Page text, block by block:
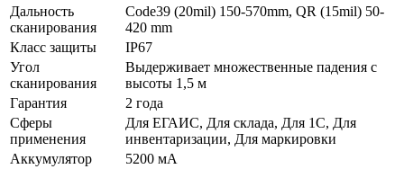
Дальность
сканирования
Code39 (20mil) 150-570mm, QR (15mil) 50-
420 mm
Класс защиты
IP67
Угол
сканирования
Выдерживает множественные падения с
высоты 1,5 м
Гарантия
2 года
Сферы
применения
Для ЕГАИС, Для склада, Для 1С, Для
инвентаризации, Для маркировки
Аккумулятор
5200 мА